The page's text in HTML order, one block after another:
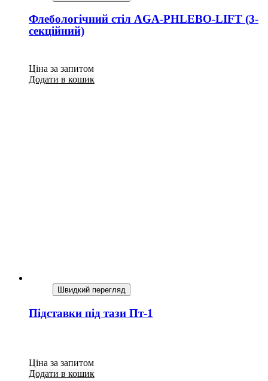
Флебологічний стіл AGA-PHLEBO-LIFT (3-
секційний)
Ціна за запитом
Додати в кошик
Швидкий перегляд
Підставки під тази Пт-1
Ціна за запитом
Додати в кошик